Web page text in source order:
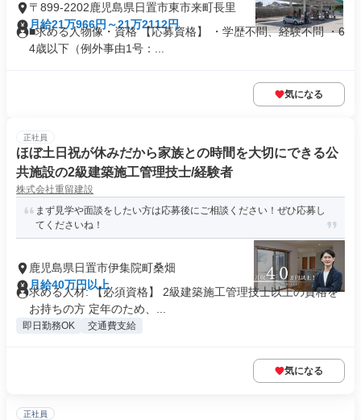
〒899-2202鹿児島県日置市東市来町長里
月給21万966円～21万2112円
■求める人物像・資格 【応募資格】 ・学歴不問、経験不問 ・6
4歳以下（例外事由1号：...
気になる
正社員
ほぼ土日祝が休みだから家族との時間を大切にできる公
共施設の2級建築施工管理技士/経験者
株式会社重留建設
まず見学や面談をしたい方は応募後にご相談ください！ぜひ応募し
てくださいね！
鹿児島県日置市伊集院町桑畑
月給40万円以上
求める人材: 【必須資格】 2級建築施工管理技士以上の資格を
お持ちの方 定年のため、...
即日勤務OK 交通費支給
気になる
正社員